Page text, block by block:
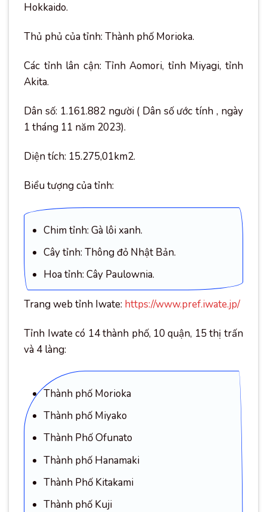
Hokkaido.
Thủ phủ của tỉnh: Thành phố Morioka.
Các tỉnh lân cận: Tỉnh Aomori, tỉnh Miyagi, tỉnh
Akita.
Dân số: 1.161.882 người ( Dân số ước tính , ngày
1 tháng 11 năm 2023).
Diện tích: 15.275,01km2.
Biểu tượng của tỉnh:
Chim tỉnh: Gà lôi xanh.
Cây tỉnh: Thông đỏ Nhật Bản.
Hoa tỉnh: Cây Paulownia.
Trang web tỉnh Iwate: https://www.pref.iwate.jp/
Tỉnh Iwate có 14 thành phố, 10 quận, 15 thị trấn
và 4 làng:
Thành phố Morioka
Thành phố Miyako
Thành Phố Ofunato
Thành phố Hanamaki
Thành Phố Kitakami
Thành phố Kuji